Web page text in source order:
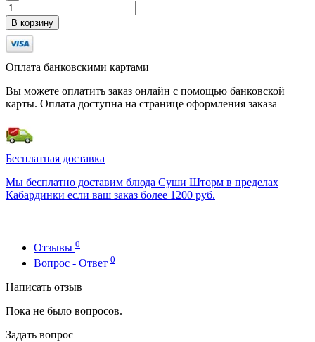
В корзину
Оплата банковскими картами
Вы можете оплатить заказ онлайн с помощью банковской
карты. Оплата доступна на странице оформления заказа
Бесплатная доставка
Мы бесплатно доставим блюда Суши Шторм в пределах
Кабардинки если ваш заказ более 1200 руб.
Отзывы 0
Вопрос - Ответ 0
Написать отзыв
Пока не было вопросов.
Задать вопрос